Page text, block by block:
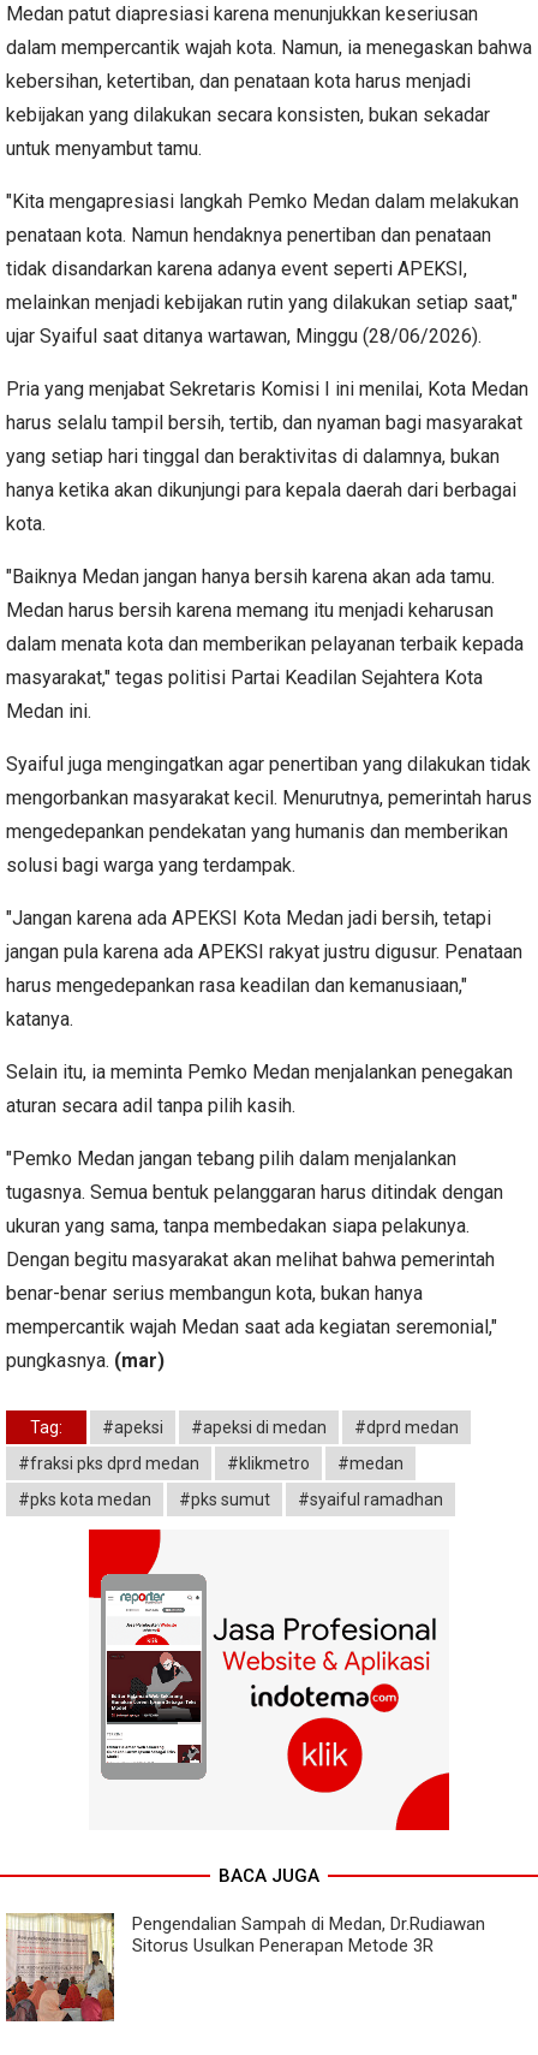
Medan patut diapresiasi karena menunjukkan keseriusan
dalam mempercantik wajah kota. Namun, ia menegaskan bahwa
kebersihan, ketertiban, dan penataan kota harus menjadi
kebijakan yang dilakukan secara konsisten, bukan sekadar
untuk menyambut tamu.
"Kita mengapresiasi langkah Pemko Medan dalam melakukan
penataan kota. Namun hendaknya penertiban dan penataan
tidak disandarkan karena adanya event seperti APEKSI,
melainkan menjadi kebijakan rutin yang dilakukan setiap saat,"
ujar Syaiful saat ditanya wartawan, Minggu (28/06/2026).
Pria yang menjabat Sekretaris Komisi I ini menilai, Kota Medan
harus selalu tampil bersih, tertib, dan nyaman bagi masyarakat
yang setiap hari tinggal dan beraktivitas di dalamnya, bukan
hanya ketika akan dikunjungi para kepala daerah dari berbagai
kota.
"Baiknya Medan jangan hanya bersih karena akan ada tamu.
Medan harus bersih karena memang itu menjadi keharusan
dalam menata kota dan memberikan pelayanan terbaik kepada
masyarakat," tegas politisi Partai Keadilan Sejahtera Kota
Medan ini.
Syaiful juga mengingatkan agar penertiban yang dilakukan tidak
mengorbankan masyarakat kecil. Menurutnya, pemerintah harus
mengedepankan pendekatan yang humanis dan memberikan
solusi bagi warga yang terdampak.
"Jangan karena ada APEKSI Kota Medan jadi bersih, tetapi
jangan pula karena ada APEKSI rakyat justru digusur. Penataan
harus mengedepankan rasa keadilan dan kemanusiaan,"
katanya.
Selain itu, ia meminta Pemko Medan menjalankan penegakan
aturan secara adil tanpa pilih kasih.
"Pemko Medan jangan tebang pilih dalam menjalankan
tugasnya. Semua bentuk pelanggaran harus ditindak dengan
ukuran yang sama, tanpa membedakan siapa pelakunya.
Dengan begitu masyarakat akan melihat bahwa pemerintah
benar-benar serius membangun kota, bukan hanya
mempercantik wajah Medan saat ada kegiatan seremonial,"
pungkasnya. (mar)
Tag: #apeksi #apeksi di medan
#dprd medan
#fraksi pks dprd medan
#klikmetro
#medan
#pks kota medan
#pks sumut #syaiful ramadhan
BACA JUGA
Pengendalian Sampah di Medan, Dr.Rudiawan
Sitorus Usulkan Penerapan Metode 3R